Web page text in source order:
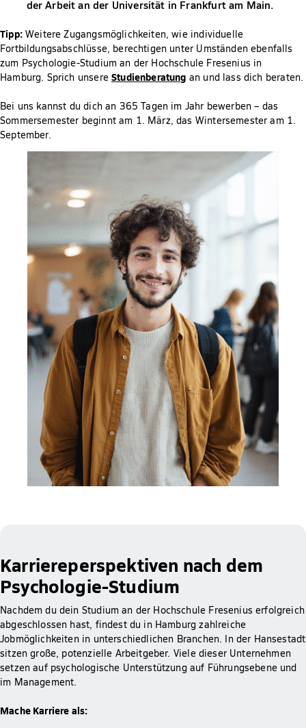
der Arbeit an der Universität in Frankfurt am Main.
Tipp:Weitere Zugangsmöglichkeiten, wie individuelle
Fortbildungsabschlüsse, berechtigen unter Umständen ebenfalls
zum Psychologie-Studium an der Hochschule Fresenius in
Hamburg. Sprich unsereStudienberatung an und lass dich beraten.
Bei uns kannst du dich an 365 Tagen im Jahr bewerben – das
Sommersemester beginnt am 1. März, das Wintersemester am 1.
September.
Karriereperspektiven nach dem
Psychologie-Studium
Nachdem du dein Studium an der Hochschule Fresenius erfolgreich
abgeschlossen hast, findest du in Hamburg zahlreiche
Jobmöglichkeiten in unterschiedlichen Branchen. In der Hansestadt
sitzen große, potenzielle Arbeitgeber. Viele dieser Unternehmen
setzen auf psychologische Unterstützung auf Führungsebene und
im Management.
Mache Karriere als: